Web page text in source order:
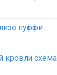
пуффи
кровли схема